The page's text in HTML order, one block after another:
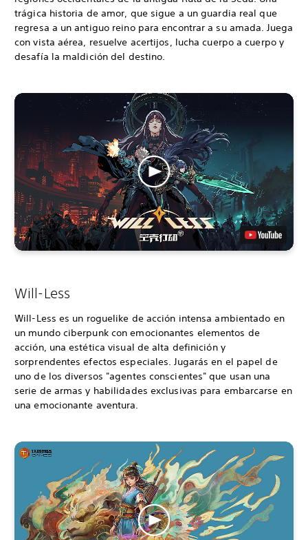
trágica historia de amor, que sigue a un guardia real que
regresa a un antiguo reino para encontrar a su amada. Juega
con vista aérea, resuelve acertijos, lucha cuerpo a cuerpo y
desafía la maldición del destino.
Will-Less
Will-Less es un roguelike de acción intensa ambientado en
un mundo ciberpunk con emocionantes elementos de
acción, una estética visual de alta definición y
sorprendentes efectos especiales. Jugarás en el papel de
uno de los diversos "agentes conscientes" que usan una
serie de armas y habilidades exclusivas para embarcarse en
una emocionante aventura.